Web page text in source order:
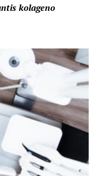
kolageno